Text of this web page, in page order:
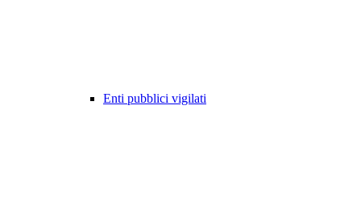
Enti pubblici vigilati